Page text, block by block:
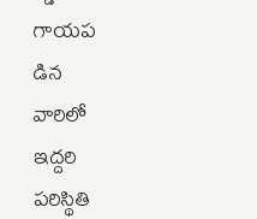
గాయప
డిన
వారిలో
ఇద్దరి
పరిస్థితి